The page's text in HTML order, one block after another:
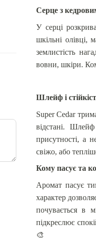
1 530 грн
Серце з
У серці
шкільні олівці,
землистість
вовни, шкіри.
Шлейф і
Super Cedar
відстані.
присутності, а
свіжо, або
Кому пасує та
Аромат пасує
характер
почувається в
підкреслює
🎨